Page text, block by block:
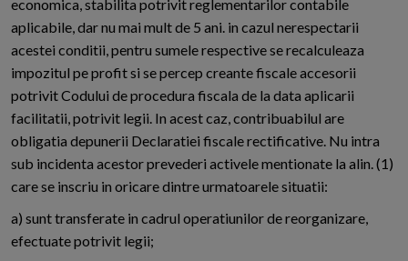
economica, stabilita potrivit reglementarilor contabile
aplicabile, dar nu mai mult de 5 ani. in cazul nerespectarii
acestei conditii, pentru sumele respective se recalculeaza
impozitul pe profit si se percep creante fiscale accesorii
potrivit Codului de procedura fiscala de la data aplicarii
facilitatii, potrivit legii. In acest caz, contribuabilul are
obligatia depunerii Declaratiei fiscale rectificative. Nu intra
sub incidenta acestor prevederi activele mentionate la alin. (1)
care se inscriu in oricare dintre urmatoarele situatii:
a) sunt transferate in cadrul operatiunilor de reorganizare,
efectuate potrivit legii;